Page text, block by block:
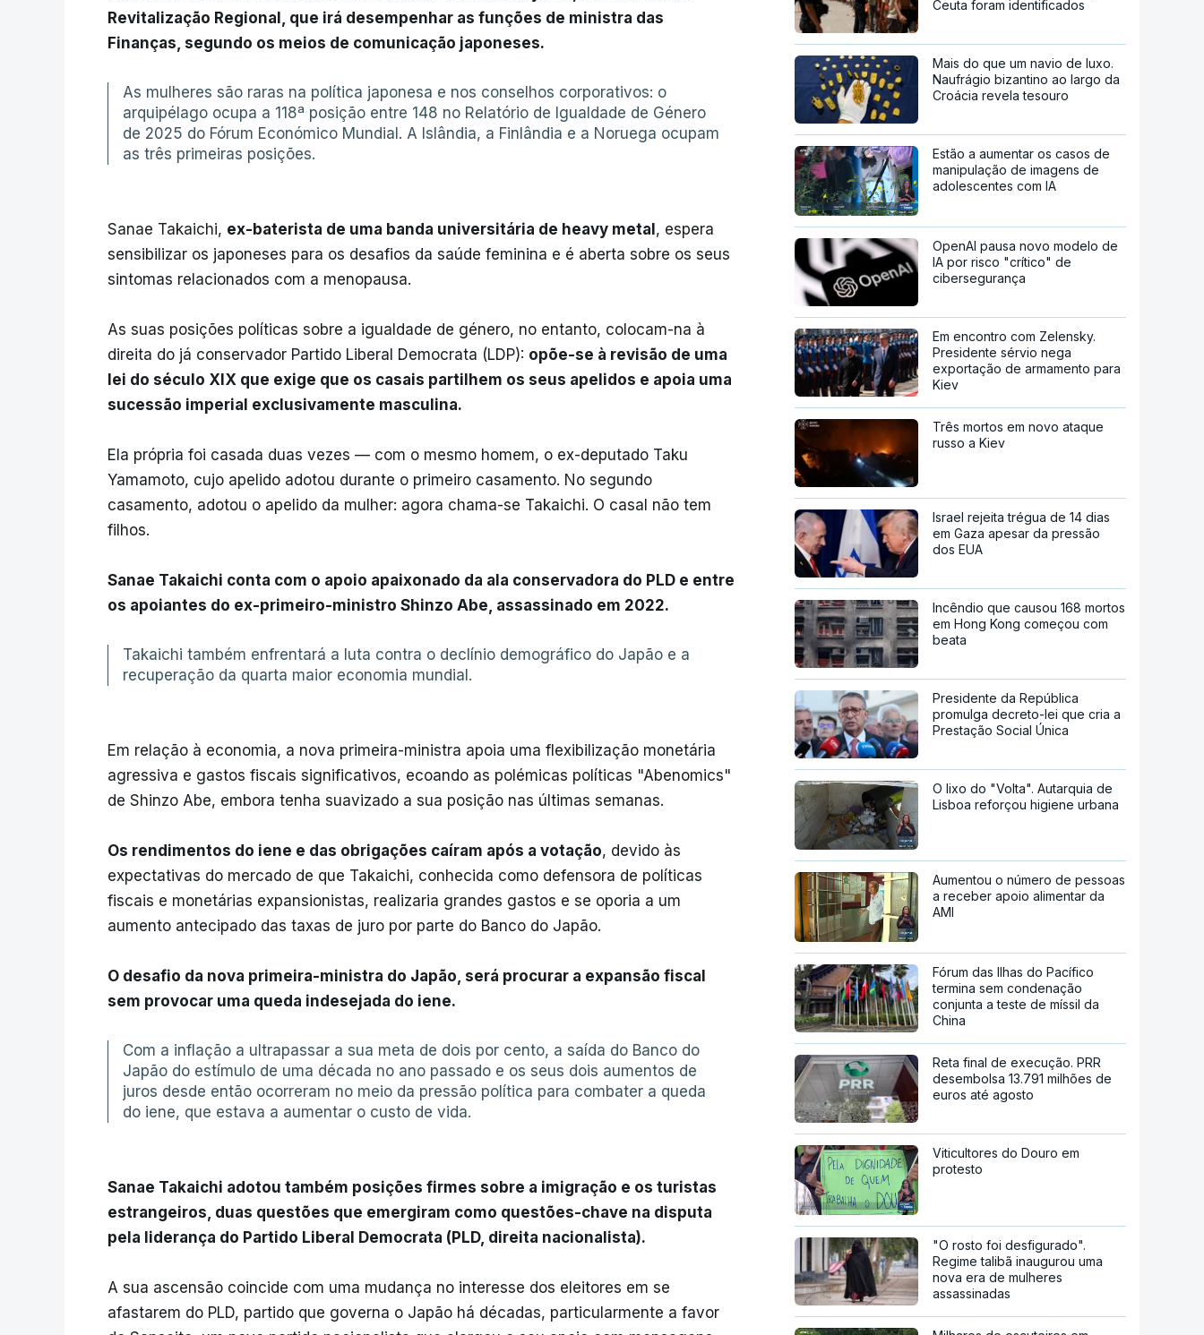
Revitalização Regional, que irá desempenhar as funções de ministra das
Finanças, segundo os meios de comunicação japoneses.
As mulheres são raras na política japonesa e nos conselhos corporativos: o
arquipélago ocupa a 118ª posição entre 148 no Relatório de Igualdade de Género
de 2025 do Fórum Económico Mundial. A Islândia, a Finlândia e a Noruega ocupam
as três primeiras posições.
Sanae Takaichi, ex-baterista de uma banda universitária de heavy metal , espera
sensibilizar os japoneses para os desafios da saúde feminina e é aberta sobre os seus
sintomas relacionados com a menopausa.
As suas posições políticas sobre a igualdade de género, no entanto, colocam-na à
direita do já conservador Partido Liberal Democrata (LDP): opõe-se à revisão de uma
lei do século XIX que exige que os casais partilhem os seus apelidos e apoia uma
sucessão imperial exclusivamente masculina.
Ela própria foi casada duas vezes — com o mesmo homem, o ex-deputado Taku
Yamamoto, cujo apelido adotou durante o primeiro casamento. No segundo
casamento, adotou o apelido da mulher: agora chama-se Takaichi. O casal não tem
filhos.
Sanae Takaichi conta com o apoio apaixonado da ala conservadora do PLD e entre
os apoiantes do ex-primeiro-ministro Shinzo Abe, assassinado em 2022.
Takaichi também enfrentará a luta contra o declínio demográfico do Japão e a
recuperação da quarta maior economia mundial.
Em relação à economia, a nova primeira-ministra apoia uma flexibilização monetária
agressiva e gastos fiscais significativos, ecoando as polémicas políticas "Abenomics"
de Shinzo Abe, embora tenha suavizado a sua posição nas últimas semanas.
Os rendimentos do iene e das obrigações caíram após a votação, devido às
expectativas do mercado de que Takaichi, conhecida como defensora de políticas
fiscais e monetárias expansionistas, realizaria grandes gastos e se oporia a um
aumento antecipado das taxas de juro por parte do Banco do Japão.
O desafio da nova primeira-ministra do Japão, será procurar a expansão fiscal
sem provocar uma queda indesejada do iene.
Com a inflação a ultrapassar a sua meta de dois por cento, a saída do Banco do
Japão do estímulo de uma década no ano passado e os seus dois aumentos de
juros desde então ocorreram no meio da pressão política para combater a queda
do iene, que estava a aumentar o custo de vida.
Sanae Takaichi adotou também posições firmes sobre a imigração e os turistas
estrangeiros, duas questões que emergiram como questões-chave na disputa
pela liderança do Partido Liberal Democrata (PLD, direita nacionalista).
A sua ascensão coincide com uma mudança no interesse dos eleitores em se
afastarem do PLD, partido que governa o Japão há décadas, particularmente a favor
Ceuta foram identificados
Mais do que um navio de luxo.
Naufrágio bizantino ao largo da
Croácia revela tesouro
Estão a aumentar os casos de
manipulação de imagens de
adolescentes com IA
OpenAI pausa novo modelo de
IA por risco "crítico" de
cibersegurança
Em encontro com Zelensky.
Presidente sérvio nega
exportação de armamento para
Kiev
Três mortos em novo ataque
russo a Kiev
Israel rejeita trégua de 14 dias
em Gaza apesar da pressão
dos EUA
Incêndio que causou 168 mortos
em Hong Kong começou com
beata
Presidente da República
promulga decreto-lei que cria a
Prestação Social Única
O lixo do "Volta". Autarquia de
Lisboa reforçou higiene urbana
Aumentou o número de pessoas
a receber apoio alimentar da
AMI
Fórum das Ilhas do Pacífico
termina sem condenação
conjunta a teste de míssil da
China
Reta final de execução. PRR
desembolsa 13.791 milhões de
euros até agosto
Viticultores do Douro em
protesto
"O rosto foi desfigurado".
Regime talibã inaugurou uma
nova era de mulheres
assassinadas